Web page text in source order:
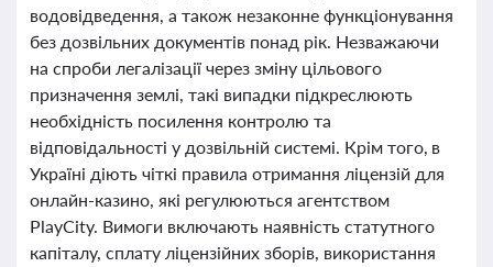
водовідведення, а також незаконне функціонування
без дозвільних документів понад рік. Незважаючи
на спроби легалізації через зміну цільового
призначення землі, такі випадки підкреслюють
необхідність посилення контролю та
відповідальності у дозвільній системі. Крім того, в
Україні діють чіткі правила отримання ліцензій для
онлайн-казино, які регулюються агентством
PlayCity. Вимоги включають наявність статутного
капіталу, сплату ліцензійних зборів, використання